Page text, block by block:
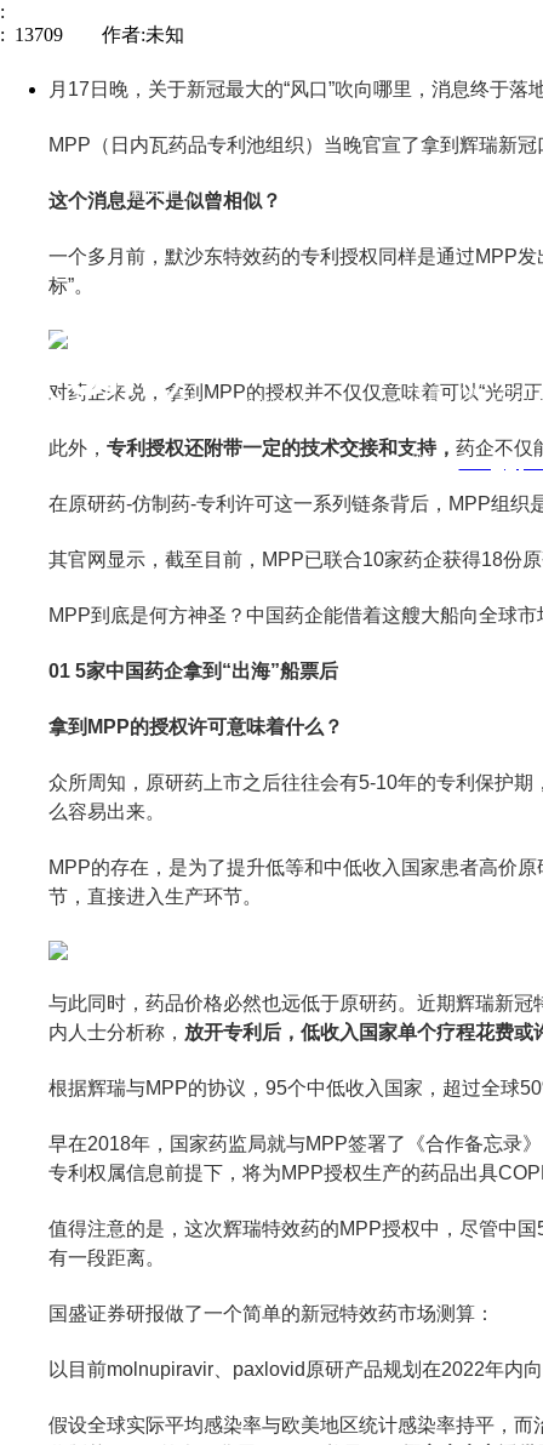
:
: 13709 作者:未知
月17日晚，关于新冠最大的“风口”吹向哪里，消息终于落
MPP（日内瓦药品专利池组织）当晚官宣了拿到辉瑞新
这个消息是不是似曾相似？
一个多月前，默沙东特效药的专利授权同样是通过MPP
标”。
对药企来说，拿到MPP的授权并不仅仅意味着可以“光明
此外， 专利授权还附带一定的技术交接和支持， 药企不仅
在原研药-仿制药-专利许可这一系列链条背后，MPP组织
其官网显示，截至目前，MPP已联合10家药企获得18份
MPP到底是何方神圣？中国药企能借着这艘大船向全球
01 5家中国药企拿到“出海”船票后
拿到MPP的授权许可意味着什么？
众所周知，原研药上市之后往往会有5-10年的专利保护
么容易出来。
MPP的存在，是为了提升低等和中低收入国家患者高价
节，直接进入生产环节。
与此同时，药品价格必然也远低于原研药。近期辉瑞新
内人士分析称， 放开专利后，低收入国家单个疗程花费或
根据辉瑞与MPP的协议，95个中低收入国家，超过全球
早在2018年，国家药监局就与MPP签署了《合作备忘录
专利权属信息前提下，将为MPP授权生产的药品出具
值得注意的是，这次辉瑞特效药的MPP授权中，尽管中
有一段距离。
国盛证券研报做了一个简单的新冠特效药市场测算：
以目前molnupiravir、paxlovid原研产品规划在2022年内
假设全球实际平均感染率与欧美地区统计感染率持平，
新闻中心
GREAT INNOVATION PHARMA
传真： 021-
邮箱：